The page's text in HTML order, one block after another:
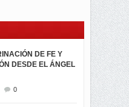
DE FE Y
DESDE EL ÁNGEL
0
DE LA VIRGEN
2024
VUELTA
2023 EN